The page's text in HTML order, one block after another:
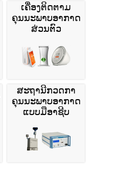
ເຄື່ອງຕິດຕາມ
ຄຸນນະພາບອາກາດ
ສ່ວນຕົວ
ສະຖານີກວດກາ
ຄຸນນະພາບອາກາດ
ແບບມືອາຊີບ